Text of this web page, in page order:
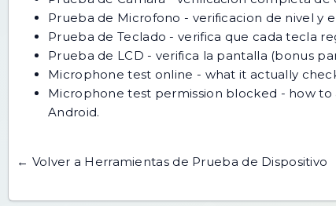
Prueba de Microfono - verificacion de nivel y
Prueba de Teclado - verifica que cada tecla
Prueba de LCD - verifica la pantalla (bonus
Microphone test online - what it actually
Microphone test permission blocked - how to
Android.
← Volver a Herramientas de Prueba de Dispositivo